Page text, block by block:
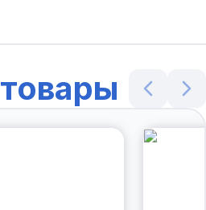
товары